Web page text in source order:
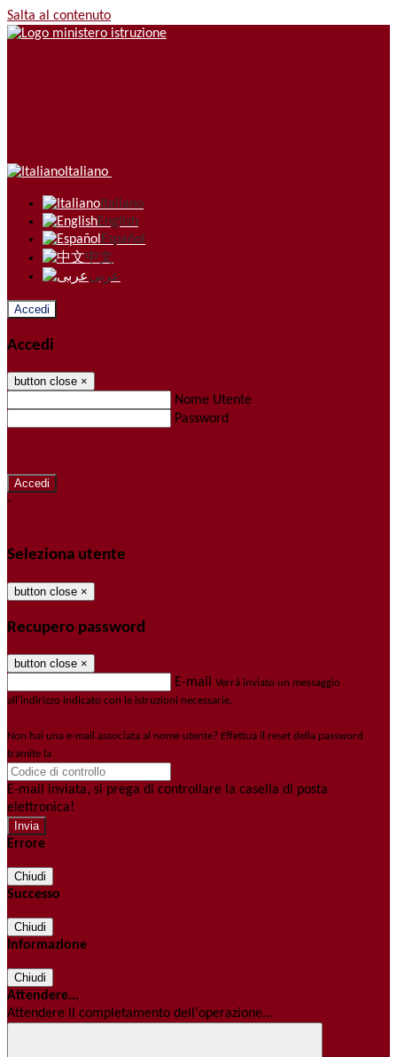
Salta al contenuto
Italiano
Italiano
English
Español
中文
عربى
Accedi
Accedi
button close ×
Nome Utente
Password
-
Seleziona utente
button close ×
Recupero password
button close ×
E-mail Verrà inviato un messaggio
all'indirizzo indicato con le istruzioni necessarie.
Non hai una e-mail associata al nome utente? Effettua il reset della password
tramite la
E-mail inviata, si prega di controllare la casella di posta
elettronica!
Errore
Chiudi
Successo
Chiudi
Informazione
Chiudi
Attendere...
Attendere il completamento dell'operazione...